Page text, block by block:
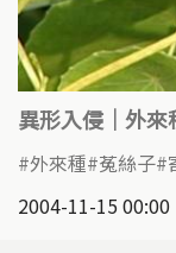
異形入侵｜外
外來種 菟絲子
2004-11-15 00:00